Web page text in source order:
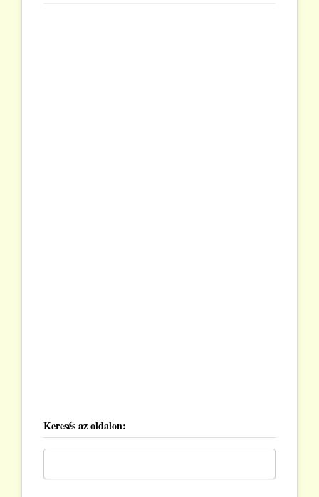
Keresés az oldalon: